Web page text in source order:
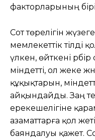
факторларының
Сот төрелігін
мемлекеттік тілді
үлкен, өйткені
міндетті, ол жеке
құқықтарын,
айқындайды. Заң
ерекешелігіне
азаматтарға қол
баяндалуы қажет.